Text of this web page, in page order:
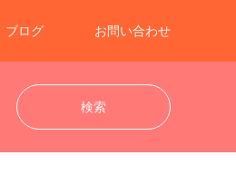
ブログ お問い合わせ